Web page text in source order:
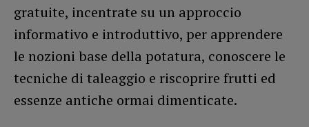
gratuite, incentrate su un approccio
informativo e introduttivo, per apprendere
le nozioni base della potatura, conoscere le
tecniche di taleaggio e riscoprire frutti ed
essenze antiche ormai dimenticate.